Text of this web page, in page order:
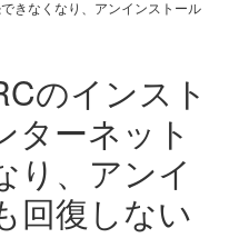
きなくなり、アンインストール
のインスト
ターネット
り、アンイ
回復しない